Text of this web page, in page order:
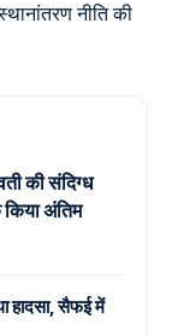
नीति की
की संदिग्ध
किया अंतिम
हादसा, सैफई में